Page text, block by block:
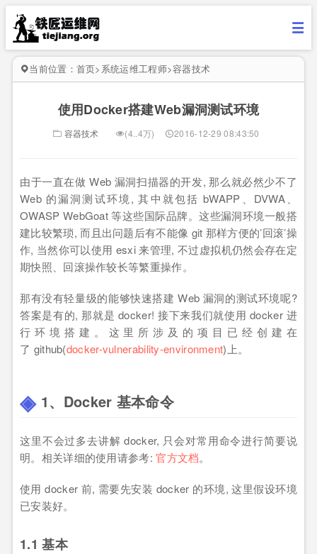
当前位置： 首页> 系统运维工程师>容器技术
使用Docker搭建Web漏洞测试环境
容器技术 (4..4万) 2016-12-29 08:43:50
由于一直在做 Web 漏洞扫描器的开发, 那么就必然少不了
Web 的漏洞测试环境, 其中就包括 bWAPP、DVWA、
OWASP WebGoat 等这些国际品牌。这些漏洞环境一般搭
建比较繁琐, 而且出问题后有不能像 git 那样方便的’回滚’操
作, 当然你可以使用 esxi 来管理, 不过虚拟机仍然会存在定
期快照、回滚操作较长等繁重操作。
那有没有轻量级的能够快速搭建 Web 漏洞的测试环境呢?
答案是有的, 那就是 docker! 接下来我们就使用 docker 进
行环境搭建。这里所涉及的项目已经创建在
了 github(docker-vulnerability-environment)上。
1、Docker 基本命令
这里不会过多去讲解 docker, 只会对常用命令进行简要说
明。相关详细的使用请参考:官方文档。
使用 docker 前, 需要先安装 docker 的环境, 这里假设环境
已安装好。
1.1 基本